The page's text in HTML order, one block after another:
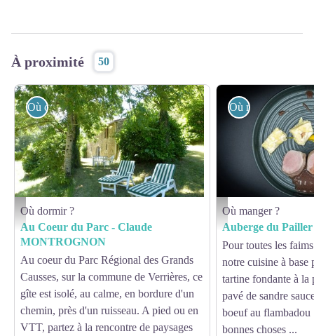
À proximité 50
Claude MONTROGNON - OFFICE TOURISME DU PAYS DE LA MUSE ET
Où dormir ?
Où dormir ?
Au Coeur du Parc - Claude
MONTROGNON
Au coeur du Parc Régional des Grands
Causses, sur la commune de Verrières, ce
gîte est isolé, au calme, en bordure d'un
chemin, près d'un ruisseau. A pied ou en
VTT, partez à la rencontre de paysages
Auberge du Pailler -
Où manger ?
Où manger ?
Auberge du Pailler
Pour toutes les
notre cuisine à base
tartine fondante à la
pavé de sandre
boeuf au flambadou
bonnes choses ...